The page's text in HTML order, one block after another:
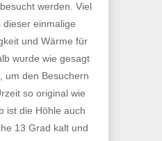
werden. Viel
einmalige
und Wärme für
wurde wie gesagt
um den Besuchern
so original wie
ist die Höhle auch
13 Grad kalt und